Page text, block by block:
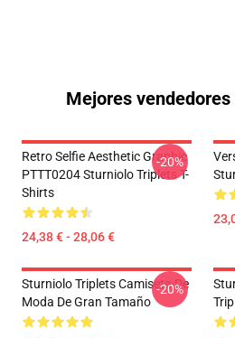
Mejores
Retro Selfie Aesthetic Graphic
PTTT0204 Sturniolo Triplets T-
Shirts
24,38 € - 28,06 €
-20%
Sturniolo Triplets Camiseta De
Moda De Gran Tamaño
-20%